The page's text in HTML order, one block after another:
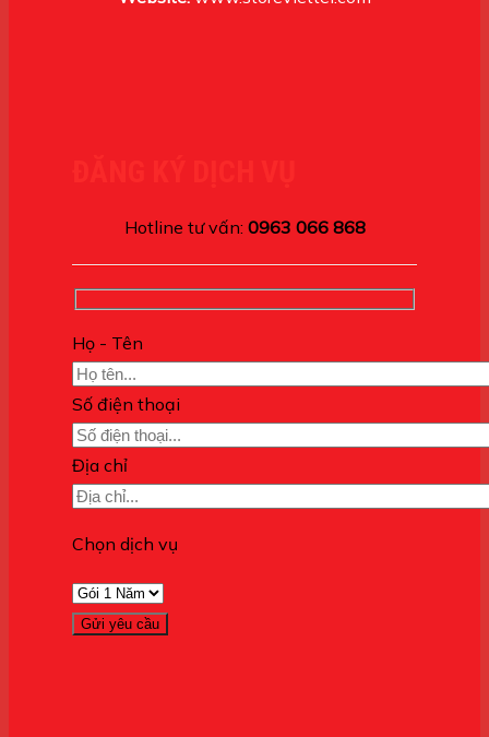
Hotline tư vấn: 0963 066 868
Họ - Tên
Số điện thoại
Địa chỉ
Chọn dịch vụ